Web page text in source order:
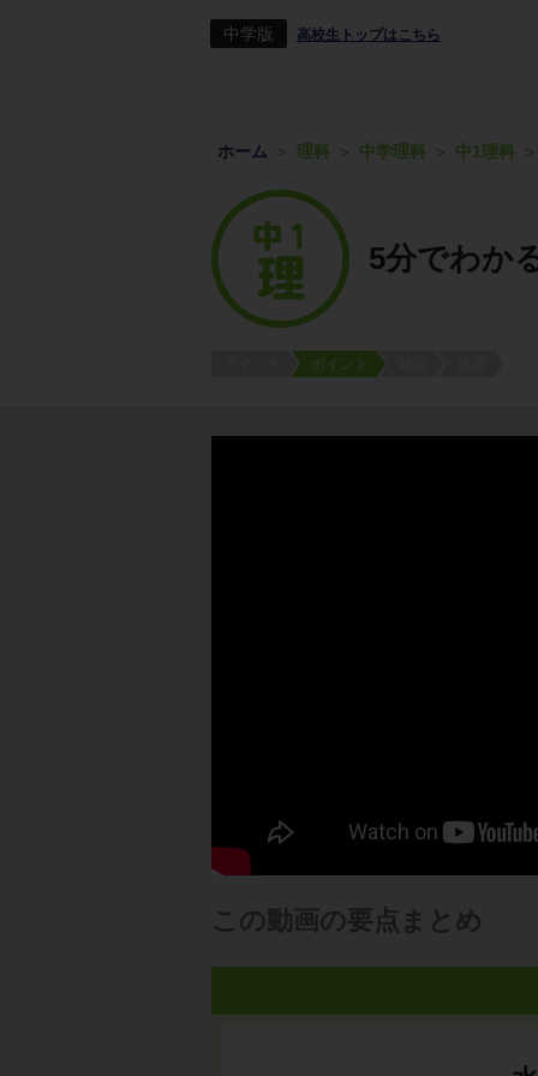
中学版 高校生トップはこちら
ホーム 理科 中学理科 中1理科
5分でわか
ポイント
この動画の要点まとめ